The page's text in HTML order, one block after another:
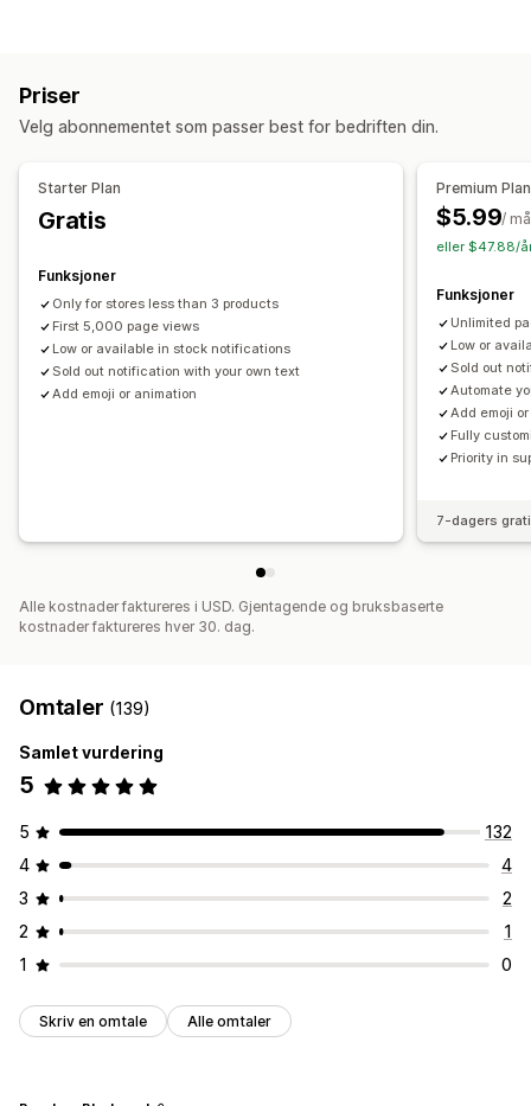
Varslingsinnstillinger
Priser
Velg abonnementet som passer best for bedriften din.
Starter Plan
Gratis
Funksjoner
Only for stores less than 3 products
First 5,000 page views
Low or available in stock notifications
Sold out notification with your own text
Add emoji or animation
Premium Plan
$5.99/
eller $47.88/
Funksjoner
Unlimited
Low or
Sold out
Automate
Add emoji
Fully
Priority in
7-dagers
Alle kostnader faktureres i USD. Gjentagende og bruksbaserte
kostnader faktureres hver 30. dag.
Omtaler (139)
Samlet vurdering
5
5
132
4
4
3
2
2
1
1
0
Skriv en omtale Alle omtaler